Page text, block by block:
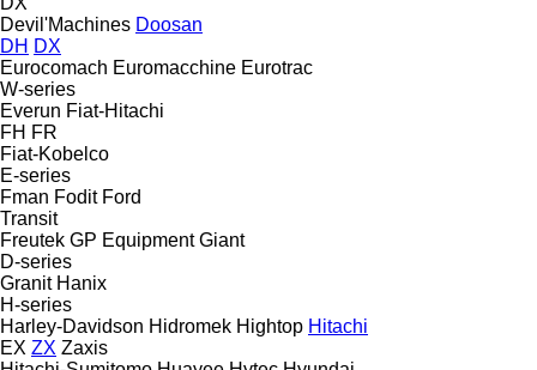
Devil'Machines Doosan
DH DX
Eurocomach Euromacchine Eurotrac
W-series
Everun Fiat-Hitachi
FH FR
Fiat-Kobelco
E-series
Fman Fodit Ford
Transit
Freutek GP Equipment Giant
D-series
Granit Hanix
H-series
Harley-Davidson Hidromek Hightop Hitachi
EX ZX Zaxis